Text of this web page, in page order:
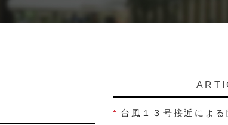
台風１３号接近によ